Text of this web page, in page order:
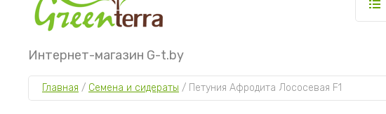
Интернет-магазин G-t.by
Главная / Семена и сидераты / Петуния Афродита Лососевая F1